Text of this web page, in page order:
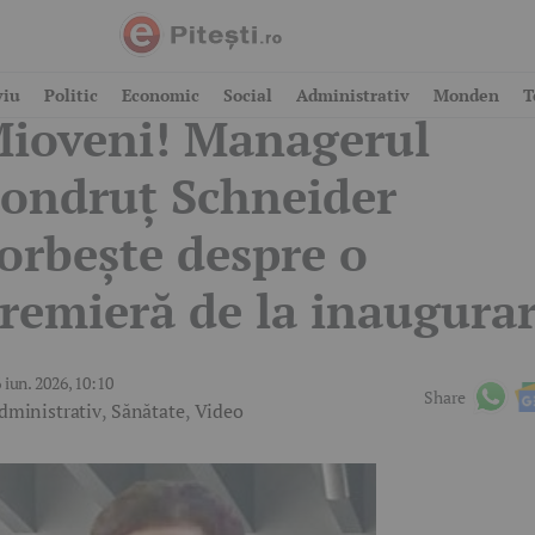
Politic Economic Social Administrativ Monden
la Spitalul
Managerul
Schneider
despre o
de la
iun. 2026, 10:10
, Sănătate,Video
Share